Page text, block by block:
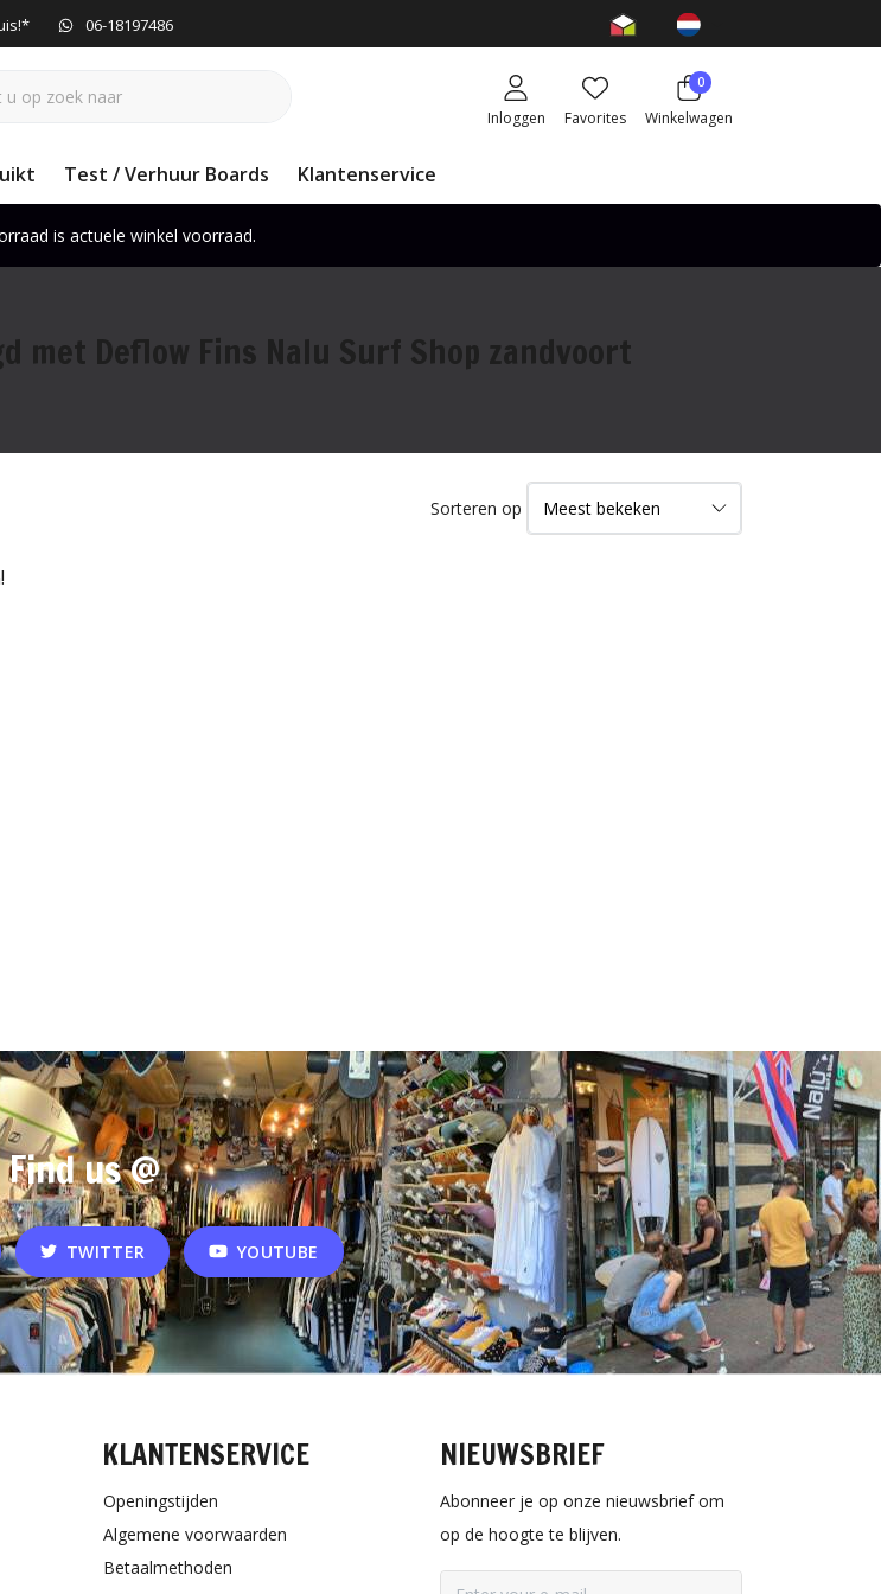
06-18197486
Inloggen Favorites
0
Winkelwagen
Test / Verhuur Boards Klantenservice
is actuele winkel voorraad.
met Deflow Fins Nalu Surf Shop zandvoort
Sorteren op
Find us @
TWITTER YOUTUBE
KLANTENSERVICE
Openingstijden
Algemene voorwaarden
Betaalmethoden
NIEUWSBRIEF
Abonneer je op onze nieuwsbrief om
op de hoogte te blijven.